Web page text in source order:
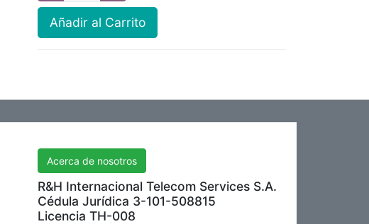
Añadir al Carrito
Acerca de nosotros
R&H Internacional Telecom Services S.A.
Cédula Jurídica 3-101-508815
Licencia TH-008